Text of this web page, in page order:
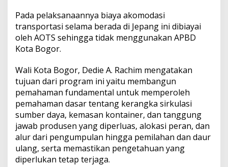
Pada pelaksanaannya biaya akomodasi
transportasi selama berada di Jepang ini dibiayai
oleh AOTS sehingga tidak menggunakan APBD
Kota Bogor.
Wali Kota Bogor, Dedie A. Rachim mengatakan
tujuan dari program ini yaitu membangun
pemahaman fundamental untuk memperoleh
pemahaman dasar tentang kerangka sirkulasi
sumber daya, kemasan kontainer, dan tanggung
jawab produsen yang diperluas, alokasi peran, dan
alur dari pengumpulan hingga pemilahan dan daur
ulang, serta memastikan pengetahuan yang
diperlukan tetap terjaga.